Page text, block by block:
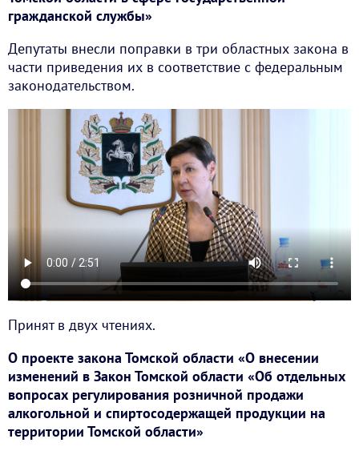
гражданской службы»
Депутаты внесли поправки в три областных закона в
части приведения их в соответствие с федеральным
законодательством.
Принят в двух чтениях.
О проекте закона Томской области «О внесении
изменений в Закон Томской области «Об отдельных
вопросах регулирования розничной продажи
алкогольной и спиртосодержащей продукции на
территории Томской области»